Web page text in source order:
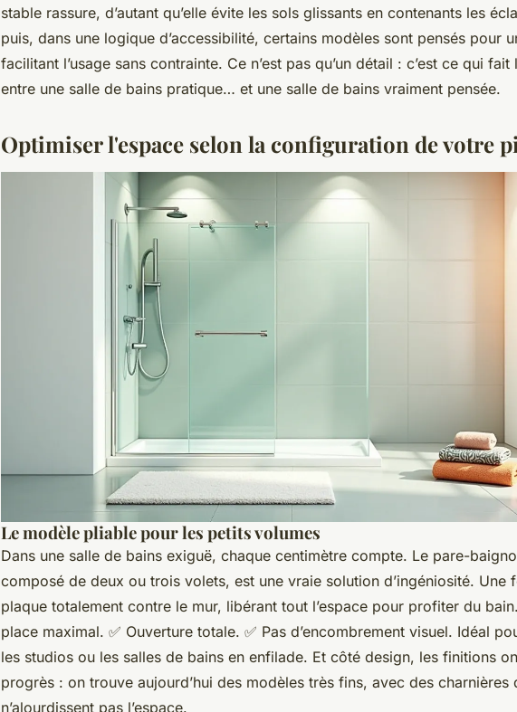
stable rassure, d’autant qu’elle évite les sols glissants en contenants les
puis, dans une logique d’accessibilité, certains modèles sont pensés pour
facilitant l’usage sans contrainte. Ce n’est pas qu’un détail : c’est ce qui
entre une salle de bains pratique… et une salle de bains vraiment pensée.
Optimiser l'espace selon la configuration de votre
Le modèle pliable pour les petits volumes
Dans une salle de bains exiguë, chaque centimètre compte. Le pare-
composé de deux ou trois volets, est une vraie solution d’ingéniosité. Une
plaque totalement contre le mur, libérant tout l’espace pour profiter du
place maximal. ✅ Ouverture totale. ✅ Pas d’encombrement visuel. Idéal
les studios ou les salles de bains en enfilade. Et côté design, les finitions
progrès : on trouve aujourd’hui des modèles très fins, avec des charnières
n’alourdissent pas l’espace.